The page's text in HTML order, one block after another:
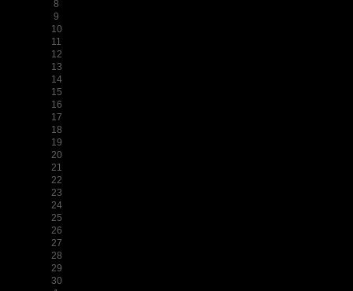
8
9
10
11
12
13
14
15
16
17
18
19
20
21
22
23
24
25
26
27
28
29
30